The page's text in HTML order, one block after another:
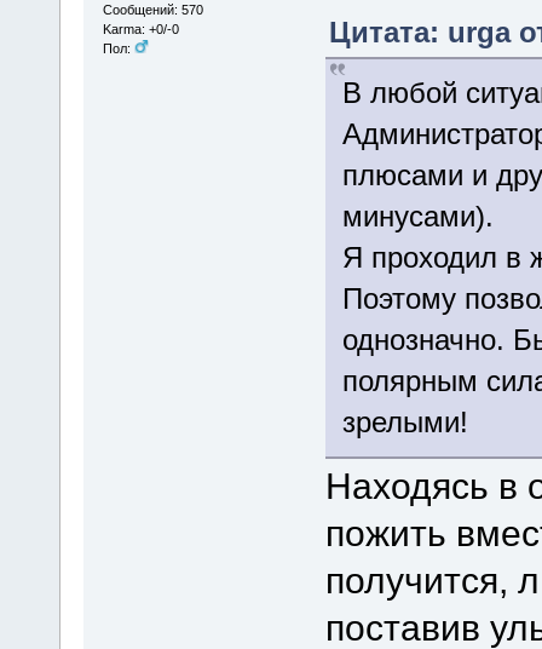
Сообщений: 570
Karma: +0/-0
Пол:
Цитата: urga
В любой
плюсами и
минусами).
Я проходил в
Поэтому
однозначно.
полярным
зрелыми!
Находясь в
пожить
получится,
поставив